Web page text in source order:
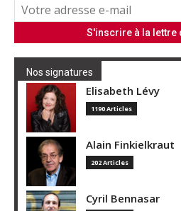
Nos signatures
Elisabeth Lévy
1190 Articles
Alain Finkielkraut
202 Articles
Cyril Bennasar